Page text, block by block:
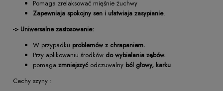
Pomaga zrelaksować mięśnie żuchwy
Zapewniaja spokojny sen i ułatwiaja zasypianie.
-> Uniwersalne zastosowanie:
W przypadku problemów z chrapaniem.
Przy aplikowaniu środków do wybielania zębów.
pomaga zmniejszyć odczuwalny ból głowy, karku
Cechy szyny :